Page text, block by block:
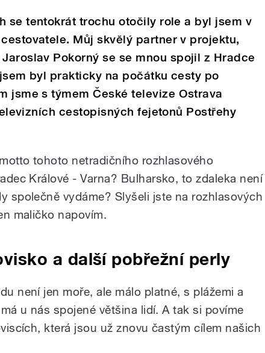
se tentokrát trochu otočily role a byl jsem v
Můj skvělý partner v projektu,
Pokorný se se mnou spojil z Hradce
byl prakticky na počátku cesty po
jsme s týmem České televize Ostrava
cestopisných fejetonů Postřehy
tohoto netradičního rozhlasového
Králové - Varna? Bulharsko, to zdaleka není
společně vydáme? Slyšeli jste na rozhlasových
maličko napovím.
a další pobřežní perly
není jen moře, ale málo platné, s plážemi a
u nás spojené většina lidí. A tak si povíme
která jsou už znovu častým cílem našich